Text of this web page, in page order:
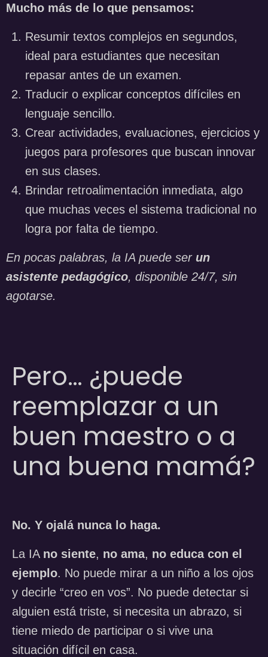
Mucho más de lo que pensamos:
Resumir textos complejos en segundos,
ideal para estudiantes que necesitan
repasar antes de un examen.
Traducir o explicar conceptos difíciles en
lenguaje sencillo.
Crear actividades, evaluaciones, ejercicios y
juegos para profesores que buscan innovar
en sus clases.
Brindar retroalimentación inmediata, algo
que muchas veces el sistema tradicional no
logra por falta de tiempo.
En pocas palabras, la IA puede ser un
asistente pedagógico, disponible 24/7, sin
agotarse.
Pero… ¿puede
reemplazar a un
buen maestro o a
una buena mamá?
No. Y ojalá nunca lo haga.
La IA no siente, no ama, no educa con el
ejemplo. No puede mirar a un niño a los ojos
y decirle “creo en vos”. No puede detectar si
alguien está triste, si necesita un abrazo, si
tiene miedo de participar o si vive una
situación difícil en casa.